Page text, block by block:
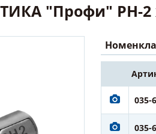
"Профи" PH-2
035-
035-